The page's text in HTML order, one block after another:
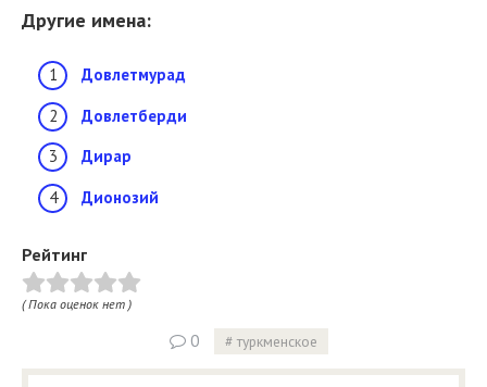
Другие имена:
Довлетмурад
Довлетберди
Дирар
Дионозий
Рейтинг
( Пока оценок нет )
0 туркменское